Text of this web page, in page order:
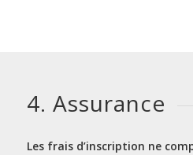
4. Assurance
Les frais d’inscription ne